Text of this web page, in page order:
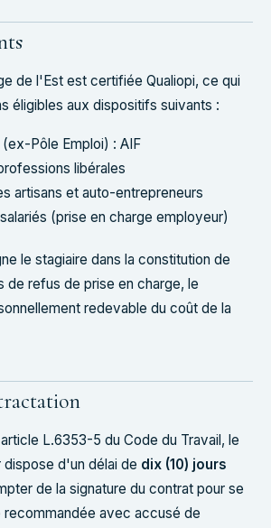
de l'Est est certifiée Qualiopi, ce qui
éligibles aux dispositifs suivants :
(ex-Pôle Emploi) : AIF
libérales
artisans et auto-entrepreneurs
(prise en charge employeur)
le stagiaire dans la constitution de
de refus de prise en charge, le
redevable du coût de la
L.6353-5 du Code du Travail, le
d'un délai de dix (10) jours
de la signature du contrat pour se
recommandée avec accusé de